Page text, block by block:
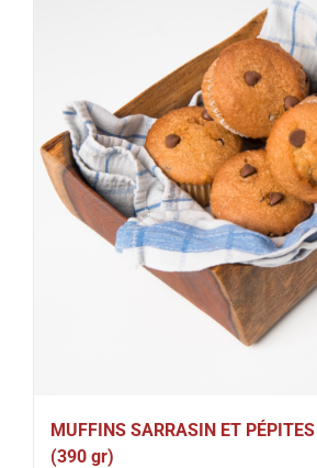
MUFFINS SARRASIN ET
(390 gr)